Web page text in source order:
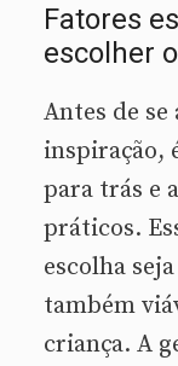
Fatores
escolher
Antes de
inspiração,
para trás e
práticos.
escolha
também
criança. A